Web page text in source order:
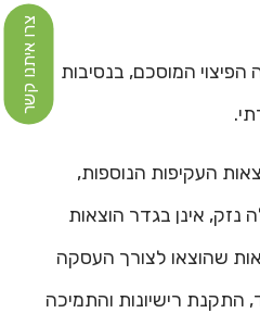
הפיצוי המוסכם, בנסיבות
העקיפות הנוספות,
אינן בגדר הוצאות
שהוצאו לצורך העסקה
התקנת רישיונות והתמיכה
צרו איתנו קשר